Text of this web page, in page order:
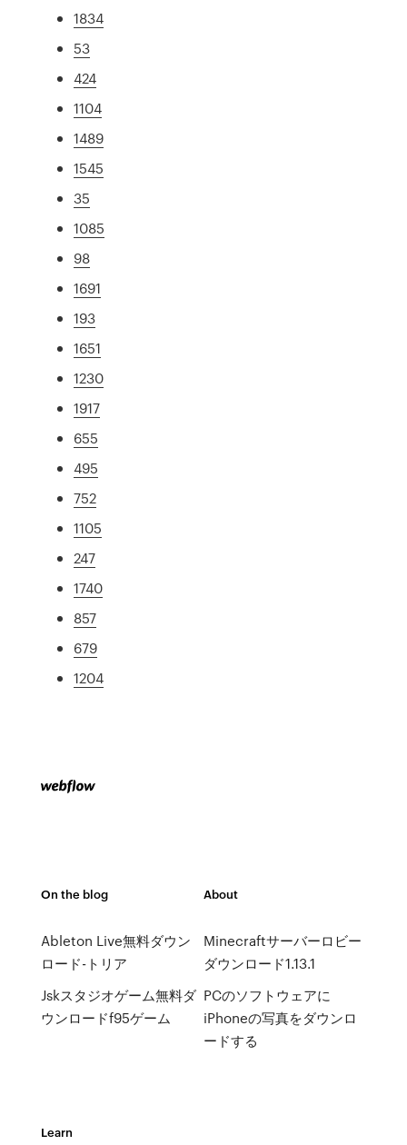
1834
53
424
1104
1489
1545
35
1085
98
1691
193
1651
1230
1917
655
495
752
1105
247
1740
857
679
1204
On the blog
Ableton Live無料ダウン
ロード-トリア
Jskスタジオゲーム無料ダ
ウンロードf95ゲーム
About
Minecraftサーバーロビー
ダウンロード1.13.1
PCのソフトウェアに
iPhoneの写真をダウンロ
ードする
Learn